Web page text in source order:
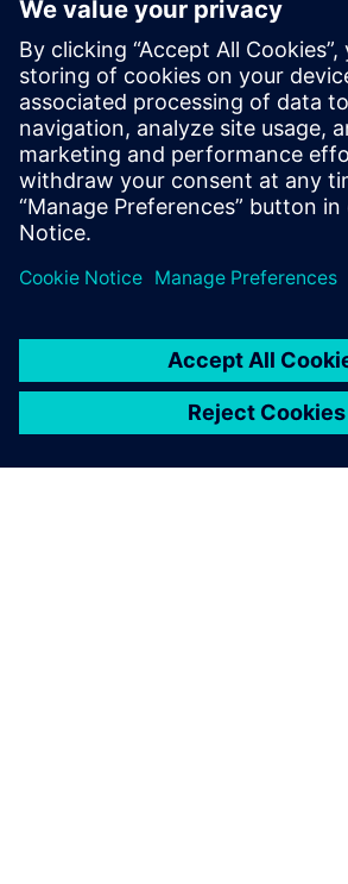
More information
Eeltingimused
Container number
Booking or Bill of Lading number
Both